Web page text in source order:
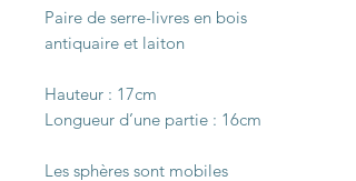
Paire de serre-livres en bois
antiquaire et laiton
Hauteur : 17cm
Longueur d’une partie : 16cm
Les sphères sont mobiles